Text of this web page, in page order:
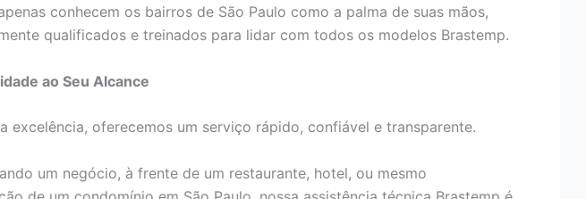
conhecem os bairros de São Paulo como a palma de suas mãos,
qualificados e treinados para lidar com todos os modelos Brastemp.
ao Seu Alcance
excelência, oferecemos um serviço rápido, confiável e transparente.
um negócio, à frente de um restaurante, hotel, ou mesmo